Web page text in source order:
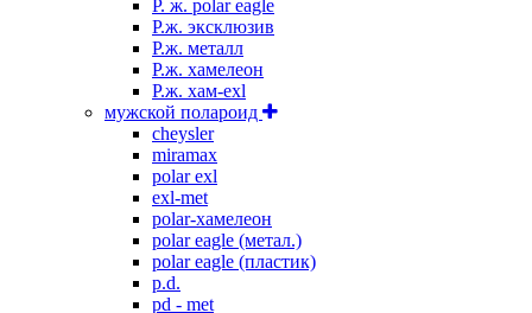
P. ж. polar eagle
P.ж. эксклюзив
Р.ж. металл
P.ж. хамелеон
Р.ж. хам-exl
мужской полароид
cheysler
miramax
polar exl
exl-met
polar-хамелеон
polar eagle (метал.)
polar eagle (пластик)
p.d.
pd - met